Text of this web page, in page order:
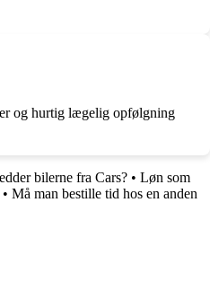
og hurtig lægelig opfølgning
bilerne fra Cars? • Løn som
• Må man bestille tid hos en anden